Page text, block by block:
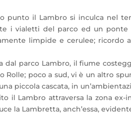
punto il Lambro si inculca nel
i vialetti del parco ed un ponte
limpide e cerulee; ricordo
dal parco Lambro, il fiume
Rolle; poco a sud, vi è un altro
piccola cascata, in
il Lambro attraversa la zona
la Lambretta, anch’essa,